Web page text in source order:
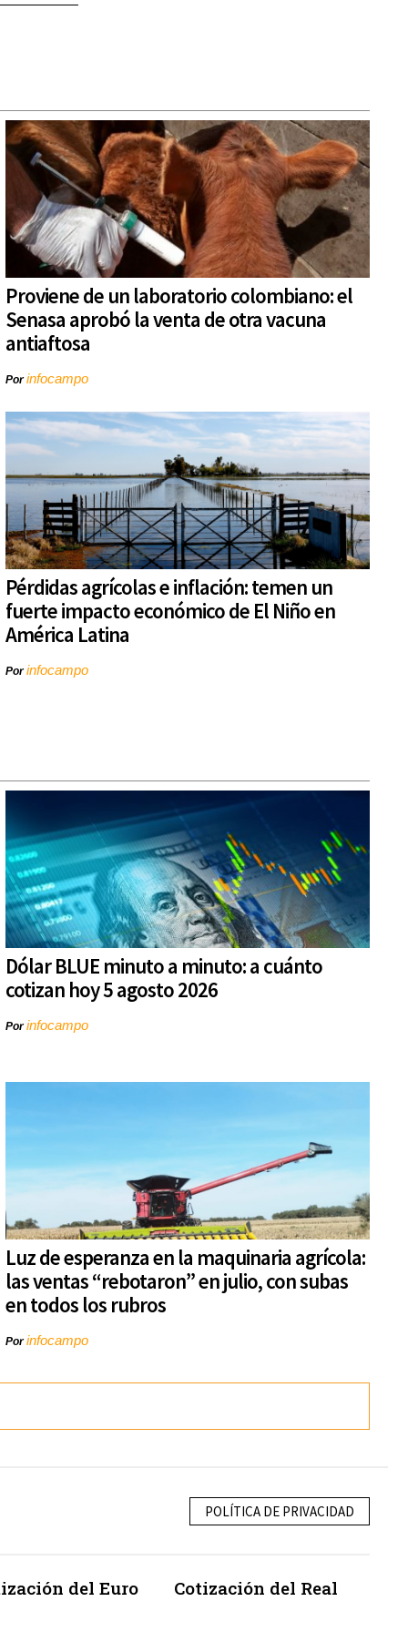
Proviene de un laboratorio colombiano: el
Senasa aprobó la venta de otra vacuna
antiaftosa
Porinfocampo
Pérdidas agrícolas e inflación: temen un
fuerte impacto económico de El Niño en
América Latina
Porinfocampo
Dólar BLUE minuto a minuto: a cuánto
cotizan hoy 5 agosto 2026
Porinfocampo
Luz de esperanza en la maquinaria agrícola:
las ventas “rebotaron” en julio, con subas
en todos los rubros
Porinfocampo
POLÍTICA DE PRIVACIDAD
del Euro Cotización del Real